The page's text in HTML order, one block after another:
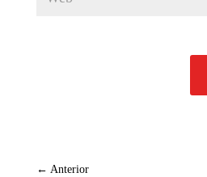
← Anterior